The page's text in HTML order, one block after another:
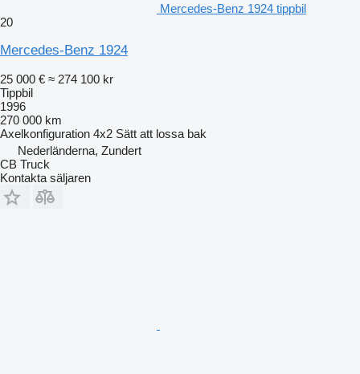
Mercedes-Benz 1924 tippbil
20
Mercedes-Benz 1924
25 000 € ≈ 274 100 kr
Tippbil
1996
270 000 km
Axelkonfiguration 4x2 Sätt att lossa bak
Nederländerna, Zundert
CB Truck
Kontakta säljaren